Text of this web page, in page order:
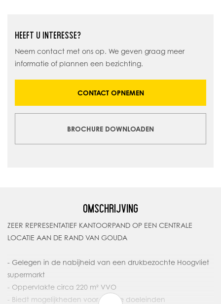
HEEFT U INTERESSE?
Neem contact met ons op. We geven graag meer
informatie of plannen een bezichting.
CONTACT OPNEMEN
BROCHURE DOWNLOADEN
OMSCHRIJVING
ZEER REPRESENTATIEF KANTOORPAND OP EEN CENTRALE
LOCATIE AAN DE RAND VAN GOUDA
- Gelegen in de nabijheid van een drukbezochte Hoogvliet
supermarkt
- Oppervlakte circa 220 m² VVO
- Biedt mogelijkheden voor diverse doeleinden